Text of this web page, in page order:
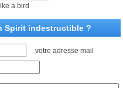
a bird
Spirit indestructible ?
votre adresse mail